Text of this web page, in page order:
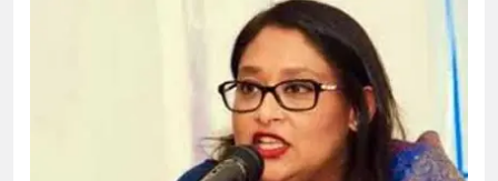
সিল-স্বাক্ষর জালিয়াতি চক্রের পাঁচ
উদ্ধার
জনগণ পরিবর্তন চেয়েছে
প্রধানমন্ত্রী